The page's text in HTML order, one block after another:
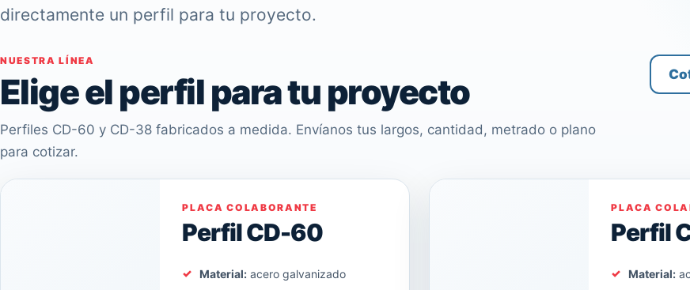
directamente un perfil para tu proyecto.
NUESTRA LÍNEA
Elige el perfil para tu proyecto
Perfiles CD-60 y CD-38 fabricados a medida. Envíanos tus largos, cantidad, metrado o plano
para cotizar.
PLACA COLABORANTE
Perfil CD-60
Material: acero galvanizado
PLACA
Perfil
Material: